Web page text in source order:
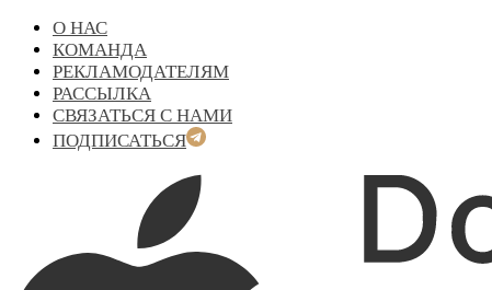
О НАС
КОМАНДА
РЕКЛАМОДАТЕЛЯМ
РАССЫЛКА
СВЯЗАТЬСЯ С НАМИ
ПОДПИСАТЬСЯ